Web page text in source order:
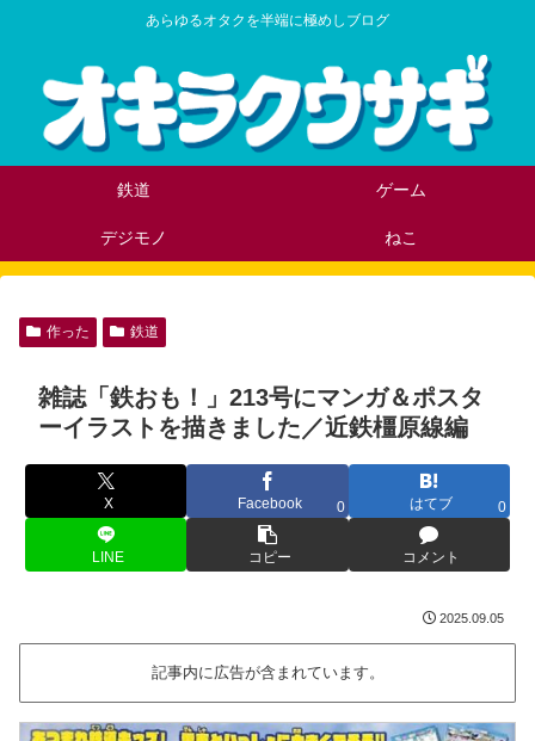
あらゆるオタクを半端に極めしブログ
鉄道 ゲーム
デジモノ ねこ
作った 鉄道
雑誌「鉄おも！」213号にマンガ＆ポスタ
ーイラストを描きました／近鉄橿原線編
X Facebook 0 はてブ 0
LINE コピー コメント
2025.09.05
記事内に広告が含まれています。